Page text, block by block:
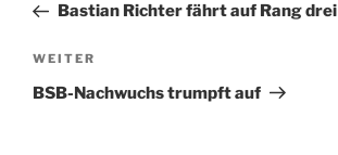
Bastian Richter fährt auf Rang drei
WEITER
BSB-Nachwuchs trumpft auf